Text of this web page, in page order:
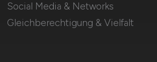
Social Media & Networks
Gleichberechtigung & Vielfalt